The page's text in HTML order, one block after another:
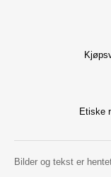
Etiske
Bilder og tekst er